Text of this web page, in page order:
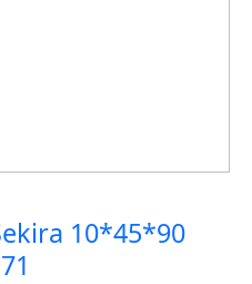
10*45*90